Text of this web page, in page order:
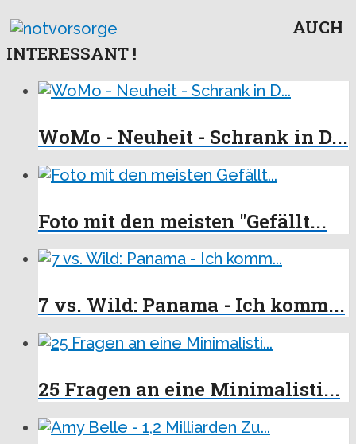
AUCH
INTERESSANT !
WoMo - Neuheit - Schrank in D...
Foto mit den meisten "Gefällt...
7 vs. Wild: Panama - Ich komm...
25 Fragen an eine Minimalisti...